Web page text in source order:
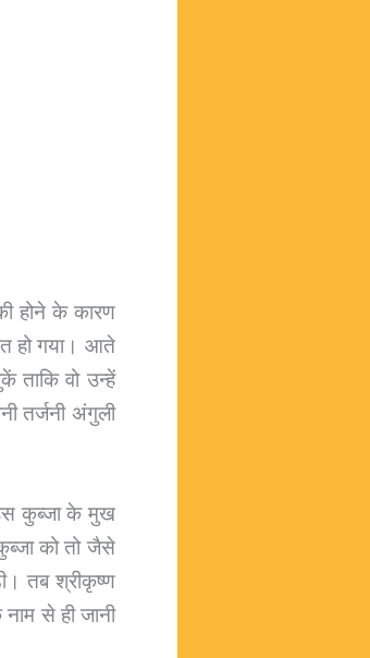
होने के कारण
हो गया। आते
वो उन्हें
तर्जनी अंगुली
कुब्जा के मुख
को तो जैसे
तब श्रीकृष्ण
से ही जानी